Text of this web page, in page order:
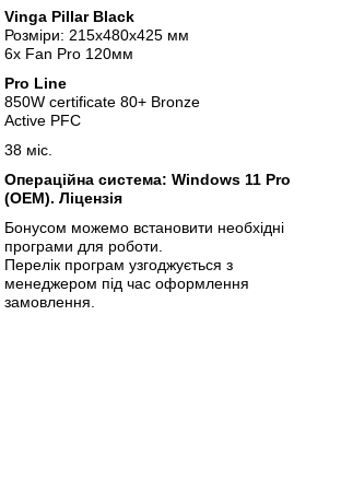
Vinga Pillar Black
Розміри: 215x480x425 мм
6х Fan Pro 120мм
Pro Line
850W certificate 80+ Bronze
Active PFC
38 міс.
Операційна система: Windows 11 Pro
(OEM). Ліцензія
Бонусом можемо встановити необхідні
програми для роботи.
Перелік програм узгоджується з
менеджером під час оформлення
замовлення.